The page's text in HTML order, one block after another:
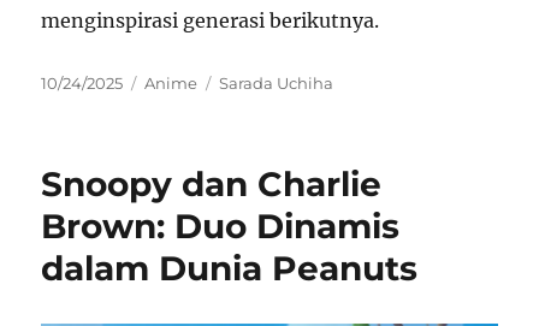
menginspirasi generasi berikutnya.
Posted
10/24/2025 Categories
Anime Tags
Sarada Uchiha
Snoopy dan Charlie
Brown: Duo Dinamis
dalam Dunia Peanuts